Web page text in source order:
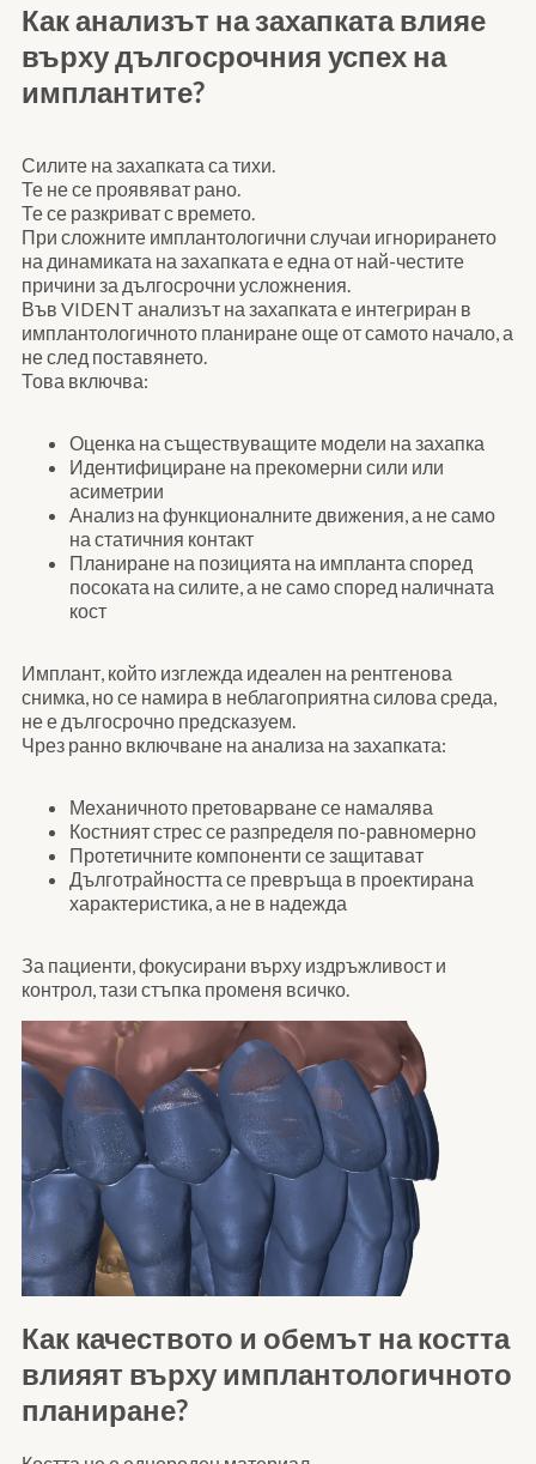
Как анализът на захапката влияе
върху дългосрочния успех на
имплантите?
Силите на захапката са тихи.
Те не се проявяват рано.
Те се разкриват с времето.
При сложните имплантологични случаи игнорирането
на динамиката на захапката е една от най-честите
причини за дългосрочни усложнения.
Във VIDENT анализът на захапката е интегриран в
имплантологичното планиране още от самото начало, а
не след поставянето.
Това включва:
Оценка на съществуващите модели на захапка
Идентифициране на прекомерни сили или
асиметрии
Анализ на функционалните движения, а не само
на статичния контакт
Планиране на позицията на импланта според
посоката на силите, а не само според наличната
кост
Имплант, който изглежда идеален на рентгенова
снимка, но се намира в неблагоприятна силова среда,
не е дългосрочно предсказуем.
Чрез ранно включване на анализа на захапката:
Механичното претоварване се намалява
Костният стрес се разпределя по-равномерно
Протетичните компоненти се защитават
Дълготрайността се превръща в проектирана
характеристика, а не в надежда
За пациенти, фокусирани върху издръжливост и
контрол, тази стъпка променя всичко.
Как качеството и обемът на костта
влияят върху имплантологичното
планиране?